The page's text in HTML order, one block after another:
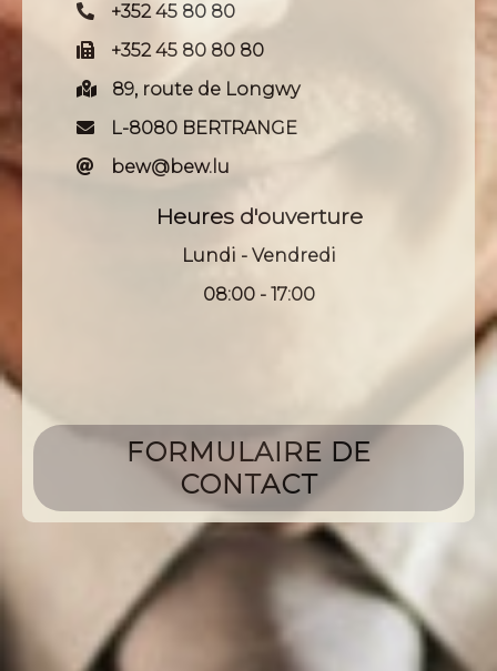
+352 45 80 80
+352 45 80 80 80
89, route de Longwy
L-8080 BERTRANGE
bew@bew.lu
Heures d'ouverture
Lundi - Vendredi
08:00 - 17:00
FORMULAIRE DE
CONTACT